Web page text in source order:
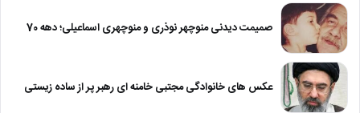
صمیمت دیدنی منوچهر نوذری و منوچهری اسماعیلی؛ دهه 70
عکس های خانوادگی مجتبی خامنه ای رهبر پر از ساده زیستی